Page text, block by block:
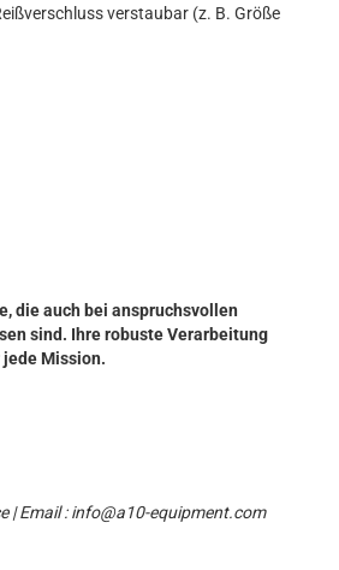
verstaubar (z. B. Größe
die auch bei anspruchsvollen
sind. Ihre robuste Verarbeitung
Mission.
| Email : info@a10-equipment.com